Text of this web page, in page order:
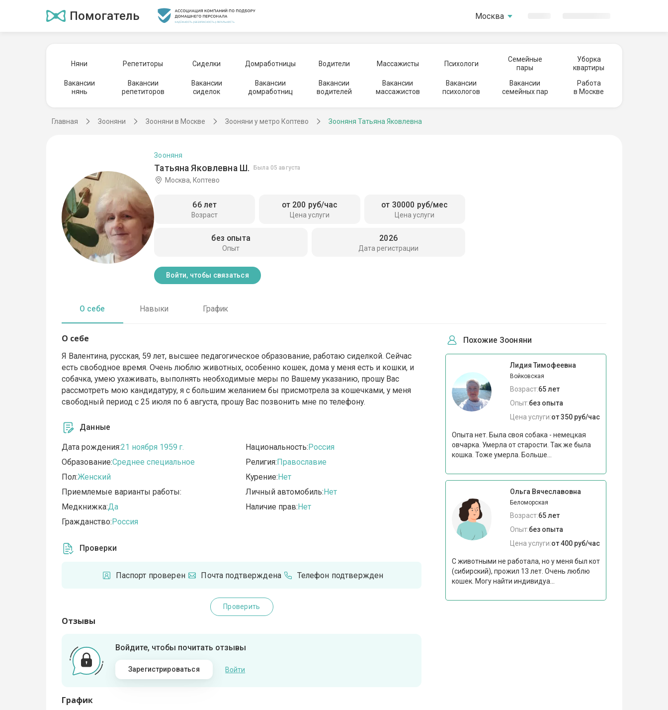
Помогатель Москва
Няни Репетиторы Сиделки Домработницы Водители Массажисты Психологи
Семейные
пары
Уборка
квартиры
Вакансии
нянь
Вакансии
репетиторов
Вакансии
сиделок
Вакансии
домработниц
Вакансии
водителей
Вакансии
массажистов
Вакансии
психологов
Вакансии
семейных пар
Работа
в Москве
Главная Зооняни Зооняни в Москве Зооняни у метро Коптево Зооняня Татьяна Яковлевна
Татьяна Яковлевна Ш. Была 05 августа
Зооняня
Москва, Коптево
Возраст
66 лет
Цена услуги
от 200 руб/час
Цена услуги
от 30000 руб/мес
Опыт
без опыта
Дата регистрации
2026
Войти, чтобы связаться
О себе Навыки График
О себе
Я Валентина, русская, 59 лет, высшее педагогическое образование, работаю сиделкой. Сейчас
есть свободное время. Очень люблю животных, особенно кошек, дома у меня есть и кошки, и
собачка, умею ухаживать, выполнять необходимые меры по Вашему указанию, прошу Вас
рассмотреть мою кандидатуру, я с большим желанием бы присмотрела за кошечками, у меня
свободный период с 25 июля по 6 августа, прошу Вас позвонить мне по телефону.
Данные
Дата рождения:21 ноября 1959 г.
Образование:Среднее специальное
Пол:Женский
Приемлемые варианты работы:
Медкнижка:Да
Гражданство:Россия
Национальность:Россия
Религия:Православие
Курение:Нет
Личный автомобиль:Нет
Наличие прав:Нет
Проверки
Паспорт проверен Почта подтверждена Телефон подтвержден
Проверить
Отзывы
Войдите, чтобы почитать отзывы
Зарегистрироваться Войти
График
Похожие Зооняни
Лидия Тимофеевна
Войковская
Возраст:65 лет
Опыт:без опыта
Цена услуги:от 350 руб/час
Опыта нет. Была своя собака - немецкая
овчарка. Умерла от старости. Так же была
кошка. Тоже умерла. Больше...
Ольга Вячеславовна
Беломорская
Возраст:65 лет
Опыт:без опыта
Цена услуги:от 400 руб/час
С животными не работала, но у меня был кот
(сибирский), прожил 13 лет. Очень люблю
кошек. Могу найти индивидуа...